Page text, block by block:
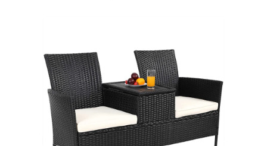
HVIEZDIČIEK.